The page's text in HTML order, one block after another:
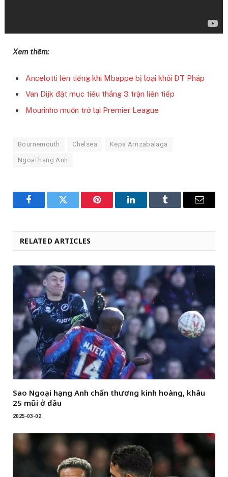
Xem thêm:
Ancelotti lên tiếng khi Mbappe bị loại khỏi ĐT Pháp
Van Dijk đặt mục tiêu thắng 3 trận liên tiếp
Mourinho muốn trở lại Premier League
Bournemouth Chelsea Kepa Arrizabalaga
Ngoại hạng Anh
FacebookTwitter Pinterest LinkedInTumblr Email
RELATED ARTICLES
Sao Ngoại hạng Anh chấn thương kinh hoàng, khâu
25 mũi ở đầu
2025-03-02